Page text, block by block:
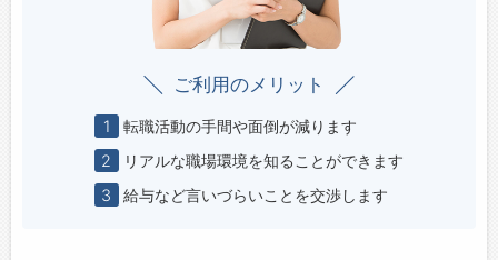
ご利用のメリット
1
転職活動の手間や面倒が減ります
2
リアルな職場環境を知ることができます
3
給与など言いづらいことを交渉します